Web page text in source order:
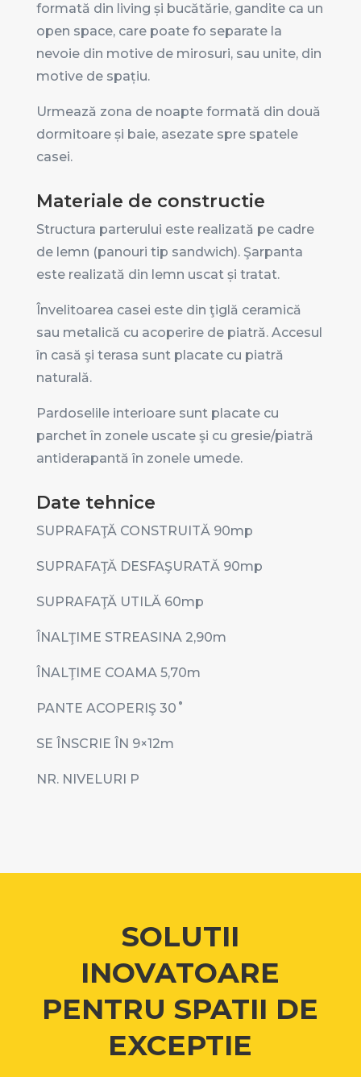
formată din living și bucătărie, gandite ca un
open space, care poate fo separate la
nevoie din motive de mirosuri, sau unite, din
motive de spațiu.
Urmează zona de noapte formată din două
dormitoare și baie, asezate spre spatele
casei.
Materiale de constructie
Structura parterului este realizată pe cadre
de lemn (panouri tip sandwich). Şarpanta
este realizată din lemn uscat și tratat.
Învelitoarea casei este din ţiglă ceramică
sau metalică cu acoperire de piatră. Accesul
în casă şi terasa sunt placate cu piatră
naturală.
Pardoselile interioare sunt placate cu
parchet în zonele uscate şi cu gresie/piatră
antiderapantă în zonele umede.
Date tehnice
SUPRAFAŢĂ CONSTRUITĂ 90mp
SUPRAFAŢĂ DESFAŞURATĂ 90mp
SUPRAFAŢĂ UTILĂ 60mp
ÎNALŢIME STREASINA 2,90m
ÎNALŢIME COAMA 5,70m
PANTE ACOPERIŞ 30 ˚
SE ÎNSCRIE ÎN 9×12m
NR. NIVELURI P
SOLUTII
INOVATOARE
PENTRU SPATII DE
EXCEPTIE